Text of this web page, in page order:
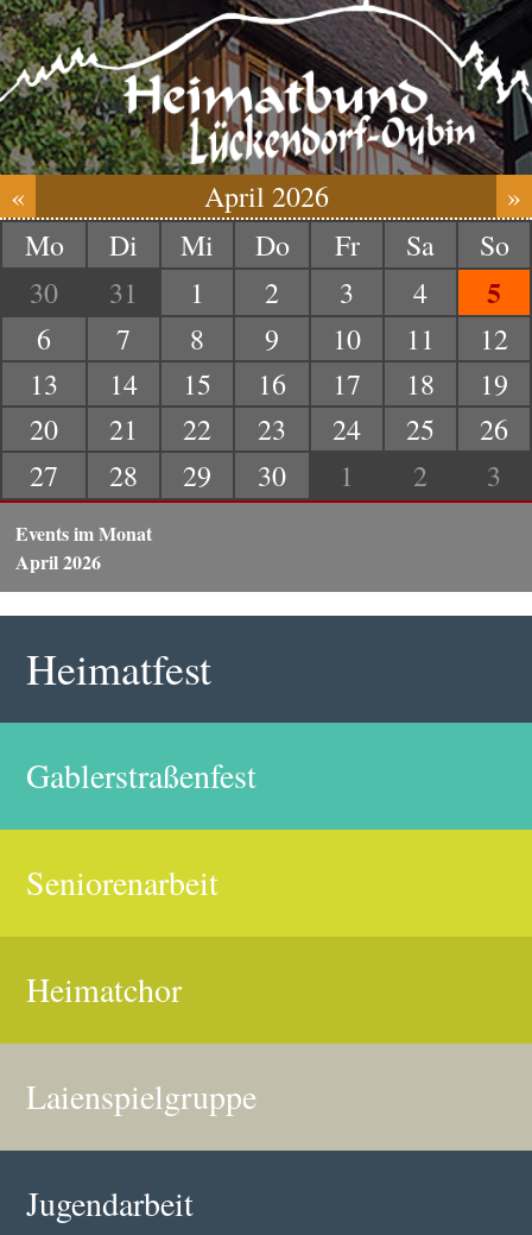
« April 2026
»
Mo
Di Mi Do Fr Sa
So
30
31 1 2 3 4 5
6 7 8 9 10 11
12
13
14 15 16 17 18
19
20
21 22 23 24 25
26
27
28 29 30 1 2 3
Events im Monat
April 2026
Heimatfest
Gablerstraßenfest
Seniorenarbeit
Heimatchor
Laienspielgruppe
Jugendarbeit